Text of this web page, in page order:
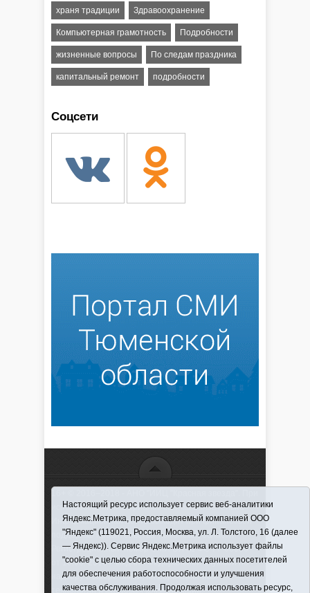
храня традиции Здравоохранение
Компьютерная грамотность Подробности
жизненные вопросы По следам праздника
капитальный ремонт подробности
Соцсети
использовании материалов ссылка обязательна
Информационная лента выходит при финансовой
поддержке правительства Тюменской области
Регистрационный номер СМИ ЭЛ № ФС 77-66066
от 10.06. 2016 г. выдано Федеральной службой по
надзору в сфере связи, информационных
технологий и массовых коммуникаций.
Настоящий ресурс использует сервис веб-аналитики
Яндекс.Метрика, предоставляемый компанией ООО
"Яндекс" (119021, Россия, Москва, ул. Л. Толстого, 16 (далее
— Яндекс)). Сервис Яндекс.Метрика использует файлы
"cookie" с целью сбора технических данных посетителей
для обеспечения работоспособности и улучшения
качества обслуживания. Продолжая использовать ресурс,